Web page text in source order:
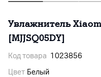
Увлажнитель
[MJJSQ05DY]
Код товара 1023856
Цвет Белый